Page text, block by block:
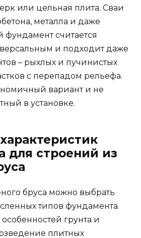
или цельная плита. Сваи
металла и даже
считается
и подходит даже
– рыхлых и пучинистых
с перепадом рельефа.
вариант и не
в установке.
для строений из
бруса можно выбрать
типов фундамента.
грунта и
плитных